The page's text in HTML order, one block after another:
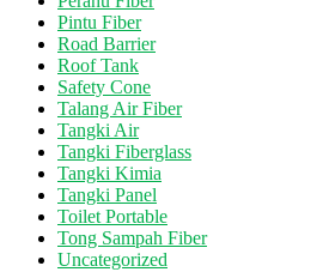
Pintu Fiber
Road Barrier
Roof Tank
Safety Cone
Talang Air Fiber
Tangki Air
Tangki Fiberglass
Tangki Kimia
Tangki Panel
Toilet Portable
Tong Sampah Fiber
Uncategorized